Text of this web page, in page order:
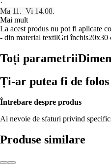
·
Ma 11.–Vi 14.08.
Mai mult
La acest produs nu pot fi aplicate
- din material textilGri închis20x30
Toți parametrii
Ți-ar putea fi de folos
Întrebare despre produs
Ai nevoie de sfaturi privind
Produse similare